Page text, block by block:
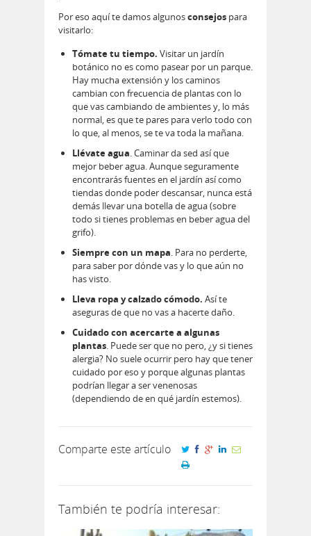
Por eso aquí te damos algunosconsejos para
visitarlo:
Tómate tu tiempo. Visitar un jardín
botánico no es como pasear por un parque.
Hay mucha extensión y los caminos
cambian con frecuencia de plantas con lo
que vas cambiando de ambientes y, lo más
normal, es que te pares para verlo todo con
lo que, al menos, se te va toda la mañana.
Llévate agua. Caminar da sed así que
mejor beber agua. Aunque seguramente
encontrarás fuentes en el jardín así como
tiendas donde poder descansar, nunca está
demás llevar una botella de agua (sobre
todo si tienes problemas en beber agua del
grifo).
Siempre con un mapa. Para no perderte,
para saber por dónde vas y lo que aún no
has visto.
Lleva ropa y calzado cómodo. Así te
aseguras de que no vas a hacerte daño.
Cuidado con acercarte a algunas
plantas. Puede ser que no pero, ¿y si tienes
alergia? No suele ocurrir pero hay que tener
cuidado por eso y porque algunas plantas
podrían llegar a ser venenosas
(dependiendo de en qué jardín estemos).
Comparte este artículo
También te podría interesar: